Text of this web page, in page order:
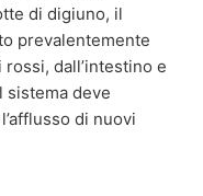
di digiuno, il
prevalentemente
dall’intestino e
sistema deve
di nuovi